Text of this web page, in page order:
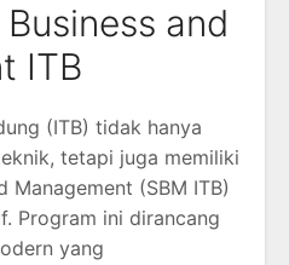
and
ITB
(ITB) tidak hanya
tetapi juga memiliki
Management (SBM ITB)
Program ini dirancang
yang